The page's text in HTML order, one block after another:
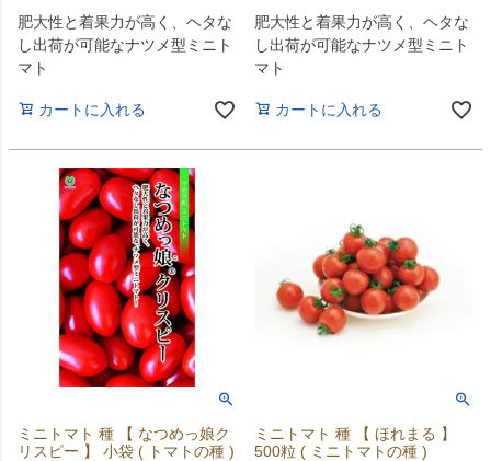
肥大性と着果力が高く、ヘタな
し出荷が可能なナツメ型ミニト
マト
カートに入れる
肥大性と着果力が高く、ヘタな
し出荷が可能なナツメ型ミニト
マト
カートに入れる
ミニトマト 種 【 なつめっ娘ク
リスピー 】 小袋 ( トマトの種 )
ミニトマト 種 【 ほれまる 】
500粒 ( ミニトマトの種 )